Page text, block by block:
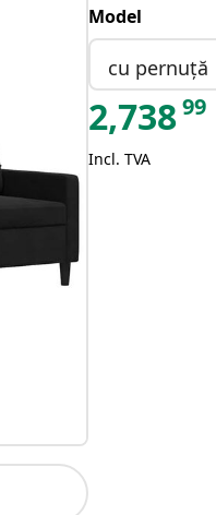
Model
cu pernuță
2,73899
Incl. TVA